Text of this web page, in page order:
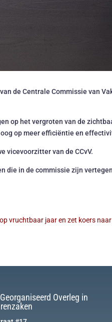
de Centrale Commissie van
op het vergroten van de
op meer efficiëntie en
vicevoorzitter van de CCvV.
die in de commissie zijn
vruchtbaar jaar en zet koers
Overleg in